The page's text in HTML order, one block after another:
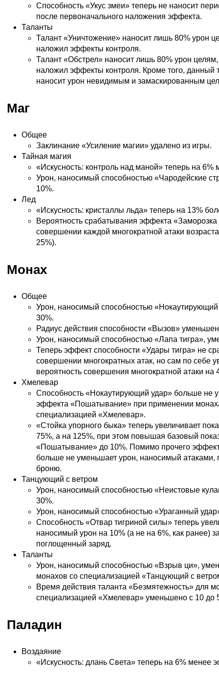
Способность «Укус змеи» теперь не наносит
после первоначального наложения эффекта.
Таланты
Талант «Уничтожение» наносит лишь 80% урон
наложил эффекты контроля.
Талант «Обстрел» наносит лишь 80% урон
наложил эффекты контроля. Кроме того, данный
наносит урон невидимым и замаскированным
Маг
Общее
Заклинание «Усиление магии» удалено из игры.
Тайная магия
«Искусность: контроль над маной» теперь на
Урон, наносимый способностью «Чародейские
10%.
Лед
«Искусность: кристаллы льда» теперь на 13%
Вероятность срабатывания эффекта «Заморозка
совершении каждой многократной атаки
25%).
Монах
Общее
Урон, наносимый способностью
30%.
Радиус действия способности «Вызов»
Урон, наносимый способностью «Лапа тигра»,
Теперь эффект способности «Удары тигра» не
совершении многократных атак, но сам по себе
вероятность совершения многократной атаки на
Хмелевар
Способность «Нокаутирующий удар» больше не
эффекта «Пошатывание» при применении
специализацией «Хмелевар».
«Стойка упорного быка» теперь увеличивает
75%, а на 125%, при этом повышая базовый
«Пошатывание» до 10%. Помимо прочего
больше не уменьшает урон, наносимый
броню.
Танцующий с ветром
Урон, наносимый способностью «Неистовые
30%.
Урон, наносимый способностью «Ураганный
Способность «Отвар тигриной силы» теперь
наносимый урон на 10% (а не на 6%, как ранее)
поглощенный заряд.
Таланты
Урон, наносимый способностью «Взрыв ци»,
монахов со специализацией «Танцующий с
Время действия таланта «Безмятежность» для
специализацией «Хмелевар» уменьшено с 10 до
Паладин
Воздаяние
«Искусность: длань Света» теперь на 6% менее